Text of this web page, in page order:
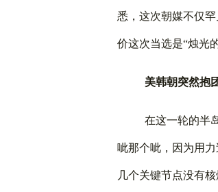
悉，这次朝媒不仅
价这次当选是“烛光
美韩朝突然抱
在这一轮的半
呲那个呲，因为用
几个关键节点没有